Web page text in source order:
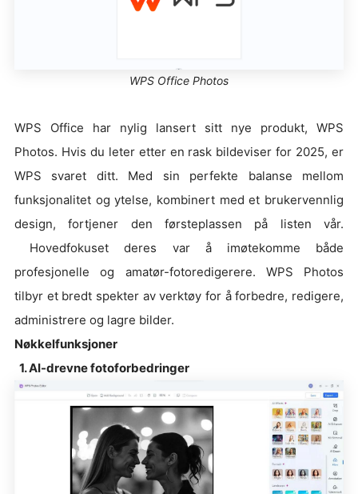
WPS Office Photos
WPS Office har nylig lansert sitt nye produkt, WPS
Photos. Hvis du leter etter en rask bildeviser for 2025, er
WPS svaret ditt. Med sin perfekte balanse mellom
funksjonalitet og ytelse, kombinert med et brukervennlig
design, fortjener den førsteplassen på listen vår.
Hovedfokuset deres var å imøtekomme både
profesjonelle og amatør-fotoredigerere. WPS Photos
tilbyr et bredt spekter av verktøy for å forbedre, redigere,
administrere og lagre bilder.
Nøkkelfunksjoner
1. AI-drevne fotoforbedringer